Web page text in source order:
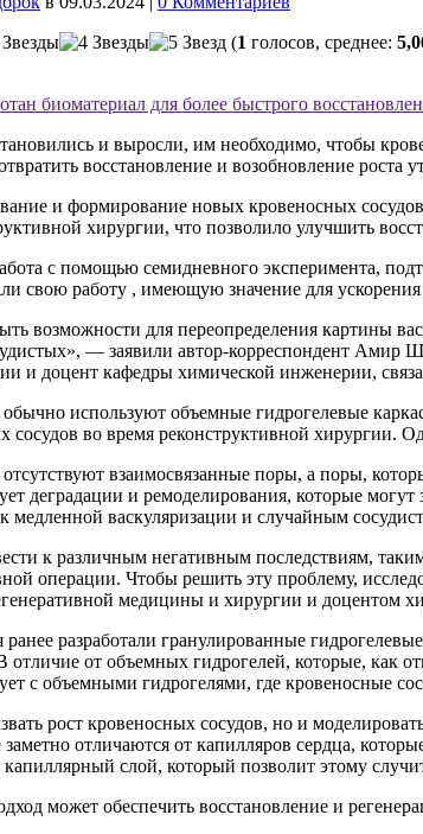
(1 голосов, среднее:
биоматериал для более быстрого
и выросли, им необходимо, чтобы
восстановление и возобновление
и формирование новых кровеносных
хирургии, что позволило улучшить
с помощью семидневного эксперимента,
свою работу , имеющую значение для
возможности для переопределения картины
— заявили автор-корреспондент
и доцент кафедры химической инженерии,
обычно используют объемные гидрогелевые
сосудов во время реконструктивной хирургии.
взаимосвязанные поры, а поры,
деградации и ремоделирования, которые
медленной васкуляризации и случайным
к различным негативным последствиям,
операции. Чтобы решить эту проблему,
медицины и хирургии и доцентом
разработали гранулированные
отличие от объемных гидрогелей, которые, как
с объемными гидрогелями, где кровеносные
рост кровеносных сосудов, но и
заметно отличаются от капилляров сердца,
слой, который позволит этому
может обеспечить восстановление и